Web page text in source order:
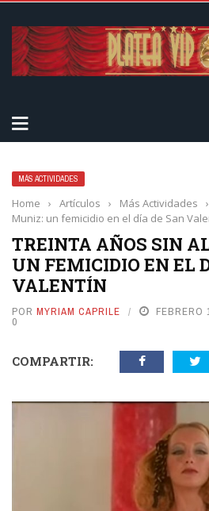
MÁS ACTIVIDADES
Home › Artículos › Más Actividades ›
Muniz: un femicidio en el día de San
TREINTA AÑOS SIN
UN FEMICIDIO EN EL
VALENTÍN
POR MYRIAM CAPRILE FEBRERO
0
COMPARTIR: